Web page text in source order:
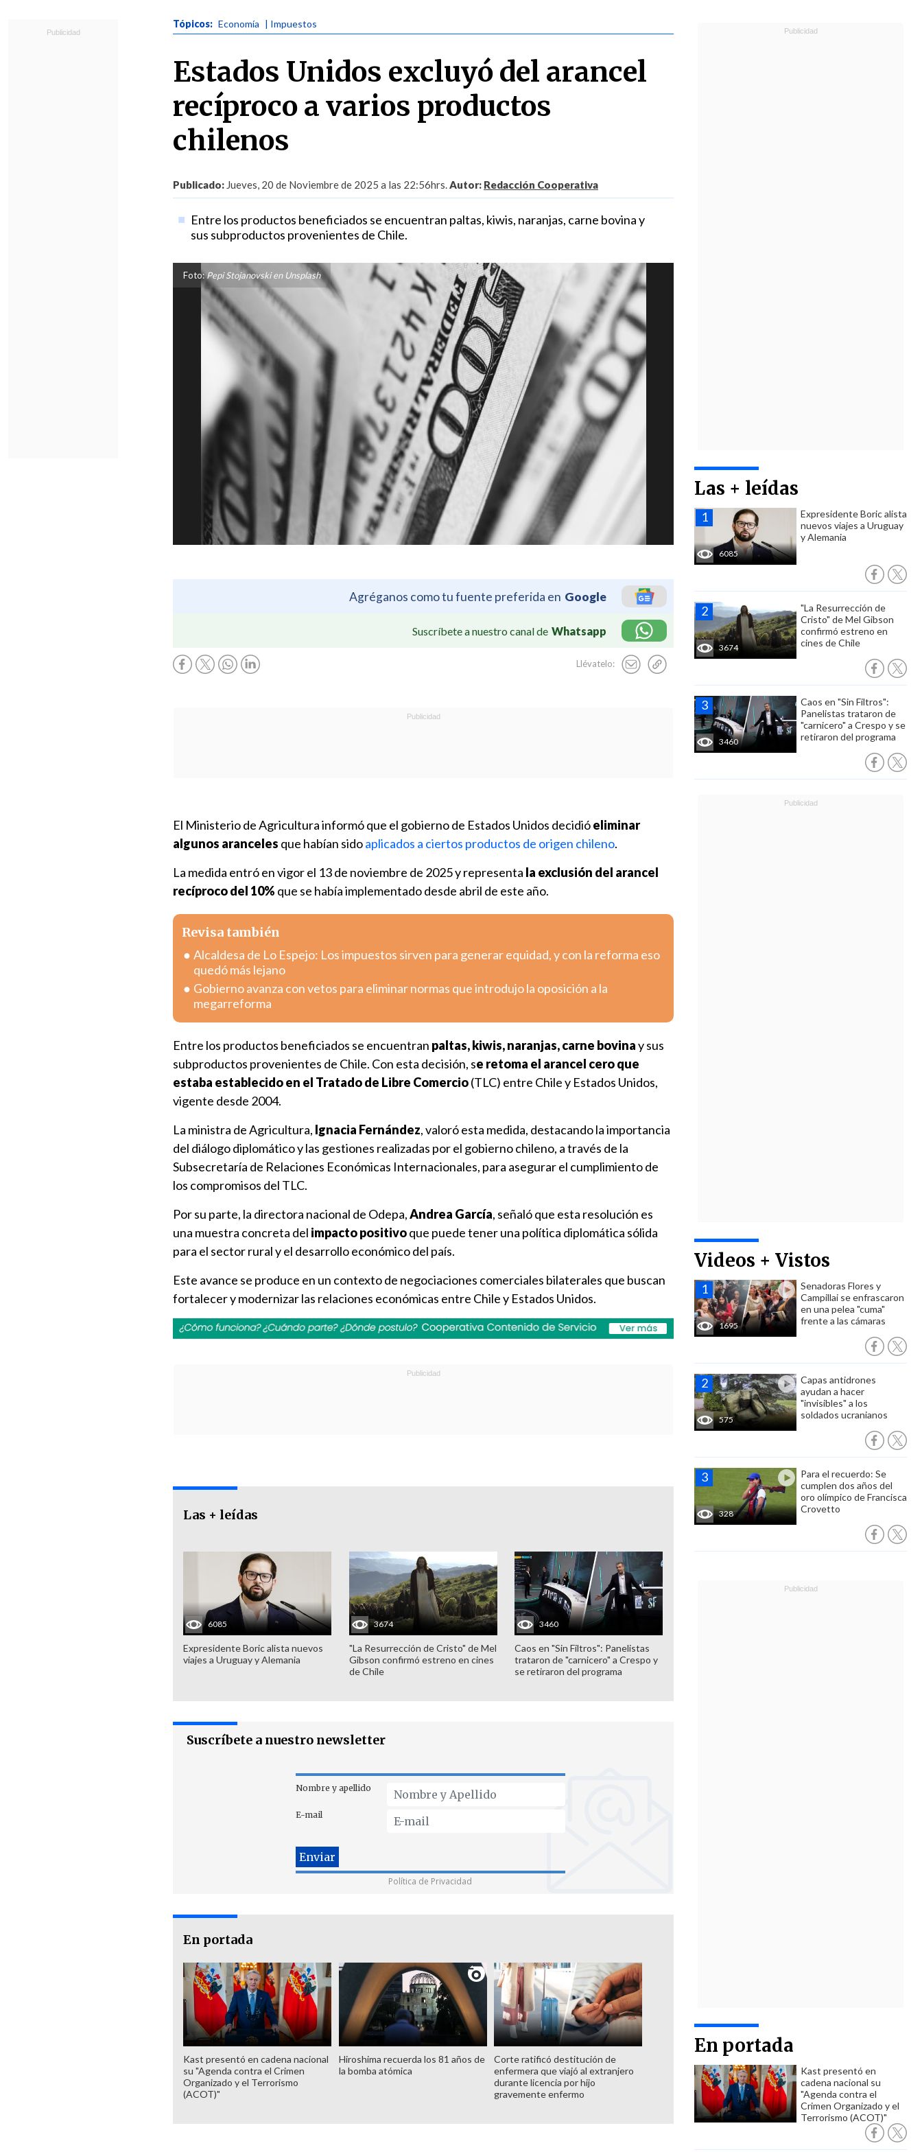
Tópicos: Economía | Impuestos
Estados Unidos excluyó del arancel
recíproco a varios productos
chilenos
Publicado: Jueves, 20 de Noviembre de 2025 a las 22:56hrs.Autor: Redacción Cooperativa
Entre los productos beneficiados se encuentran paltas, kiwis, naranjas, carne bovina y
sus subproductos provenientes de Chile.
Foto:Pepi Stojanovski en Unsplash
Agréganos como tu fuente preferida en Google
Suscríbete a nuestro canal de Whatsapp
Llévatelo:
Las + leídas
6085
Expresidente Boric alista
nuevos viajes a Uruguay
y Alemania
3674
"La Resurrección de
Cristo" de Mel Gibson
confirmó estreno en
cines de Chile
3460
Caos en "Sin Filtros":
Panelistas trataron de
"carnicero" a Crespo y se
retiraron del programa
Videos + Vistos
1695
Senadoras Flores y
Campillai se enfrascaron
en una pelea "cuma"
frente a las cámaras
575
Capas antidrones
ayudan a hacer
"invisibles" a los
soldados ucranianos
328
Para el recuerdo: Se
cumplen dos años del
oro olímpico de Francisca
Crovetto
En portada
Kast presentó en
cadena nacional su
"Agenda contra el
Crimen Organizado y el
Terrorismo (ACOT)"
El Ministerio de Agricultura informó que el gobierno de Estados Unidos decidióeliminar
algunos aranceles que habían sidoaplicados a ciertos productos de origen chileno.
La medida entró en vigor el 13 de noviembre de 2025 y representa la exclusión del arancel
recíproco del 10% que se había implementado desde abril de este año.
Revisa también
Alcaldesa de Lo Espejo: Los impuestos sirven para generar equidad, y con la reforma eso
quedó más lejano
Gobierno avanza con vetos para eliminar normas que introdujo la oposición a la
megarreforma
Entre los productos beneficiados se encuentran paltas, kiwis, naranjas, carne bovinay sus
subproductos provenientes de Chile. Con esta decisión, se retoma el arancel cero que
estaba establecido en el Tratado de Libre Comercio(TLC) entre Chile y Estados Unidos,
vigente desde 2004.
La ministra de Agricultura, Ignacia Fernández, valoró esta medida, destacando la importancia
del diálogo diplomático y las gestiones realizadas por el gobierno chileno, a través de la
Subsecretaría de Relaciones Económicas Internacionales, para asegurar el cumplimiento de
los compromisos del TLC.
Por su parte, la directora nacional de Odepa,Andrea García, señaló que esta resolución es
una muestra concreta del impacto positivoque puede tener una política diplomática sólida
para el sector rural y el desarrollo económico del país.
Este avance se produce en un contexto de negociaciones comerciales bilaterales que buscan
fortalecer y modernizar las relaciones económicas entre Chile y Estados Unidos.
Las + leídas
6085
Expresidente Boric alista nuevos
viajes a Uruguay y Alemania
3674
"La Resurrección de Cristo" de Mel
Gibson confirmó estreno en cines
de Chile
3460
Caos en "Sin Filtros": Panelistas
trataron de "carnicero" a Crespo y
se retiraron del programa
Suscríbete a nuestro newsletter
Nombre y apellido
E-mail
Política de Privacidad
En portada
Kast presentó en cadena nacional
su "Agenda contra el Crimen
Organizado y el Terrorismo
(ACOT)"
Hiroshima recuerda los 81 años de
la bomba atómica
Corte ratificó destitución de
enfermera que viajó al extranjero
durante licencia por hijo
gravemente enfermo